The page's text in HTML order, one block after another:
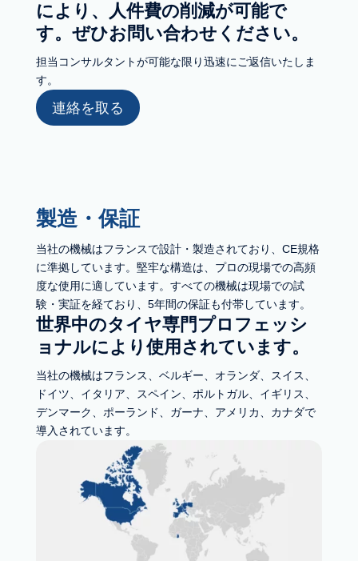
により、人件費の削減が可能で
す。ぜひお問い合わせください。
担当コンサルタントが可能な限り迅速にご返信いたしま
す。
連絡を取る
製造・保証
当社の機械はフランスで設計・製造されており、CE規格
に準拠しています。堅牢な構造は、プロの現場での高頻
度な使用に適しています。すべての機械は現場での試
験・実証を経ており、5年間の保証も付帯しています。
世界中のタイヤ専門プロフェッシ
ョナルにより使用されています。
当社の機械はフランス、ベルギー、オランダ、スイス、
ドイツ、イタリア、スペイン、ポルトガル、イギリス、
デンマーク、ポーランド、ガーナ、アメリカ、カナダで
導入されています。